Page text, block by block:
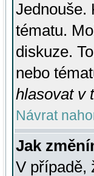
Jednouše.
tématu.
diskuze.
nebo
hlasovat v
Návrat
Jak
V případě,